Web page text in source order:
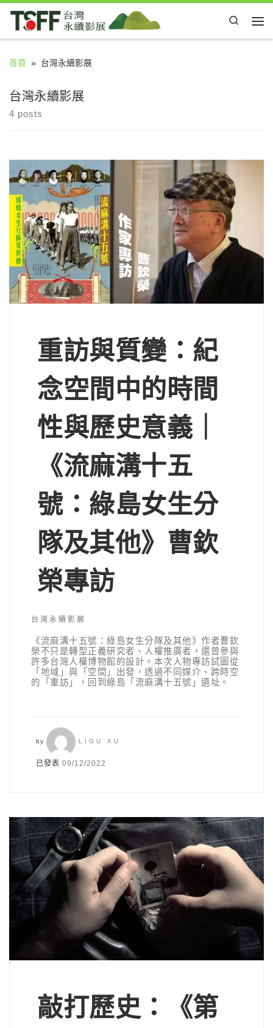
Skip to content
Search
首頁 » 台灣永續影展
台灣永續影展
4 posts
重訪與質變：紀
念空間中的時間
性與歷史意義｜
《流麻溝十五
號：綠島女生分
隊及其他》曹欽
榮專訪
台灣永續影展
《流麻溝十五號：綠島女生分隊及其他》作者曹欽
榮不只是轉型正義研究者、人權推廣者，還曾參與
許多台灣人權博物館的設計。本次人物專訪試圖從
「地域」與「空間」出發，透過不同媒介、跨時空
的「重訪」，回到綠島「流麻溝十五號」遺址。
by LIOU XU
已發表09/12/2022
敲打歷史：《第